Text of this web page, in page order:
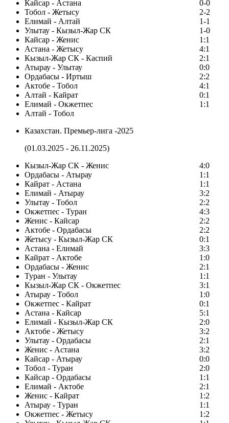
Кайсар - Астана
0-0
Тобол - Жетысу
2-2
Елимай - Алтай
1-1
Улытау - Кызыл-Жар СК
1-0
Кайсар - Женис
1:1
Астана - Жетысу
4:1
Кызыл-Жар СК - Каспий
2:1
Атырау - Улытау
0:0
Ордабасы - Иртыш
2:2
Актобе - Тобол
4:1
Алтай - Кайрат
0:1
Елимай - Окжетпес
1:1
Алтай - Тобол
Казахстан. Премьер-лига -2025
(01.03.2025 - 26.11.2025)
Кызыл-Жар СК - Женис
4:0
Ордабасы - Атырау
1:1
Кайрат - Астана
1:1
Елимай - Атырау
3:2
Улытау - Тобол
2:2
Окжетпес - Туран
4:3
Женис - Кайсар
2:2
Актобе - Ордабасы
2:2
Жетысу - Кызыл-Жар СК
0:1
Астана - Елимай
3:3
Кайрат - Актобе
1:0
Ордабасы - Женис
2:1
Туран - Улытау
1:1
Кызыл-Жар СК - Окжетпес
3:1
Атырау - Тобол
1:0
Окжетпес - Кайрат
0:1
Астана - Кайсар
5:1
Елимай - Кызыл-Жар СК
2:0
Актобе - Жетысу
3:2
Улытау - Ордабасы
2:1
Женис - Астана
3:2
Кайсар - Атырау
0:0
Тобол - Туран
2:0
Кайсар - Ордабасы
1:1
Елимай - Актобе
2:1
Женис - Кайрат
1:2
Атырау - Туран
1:1
Окжетпес - Жетысу
1:2